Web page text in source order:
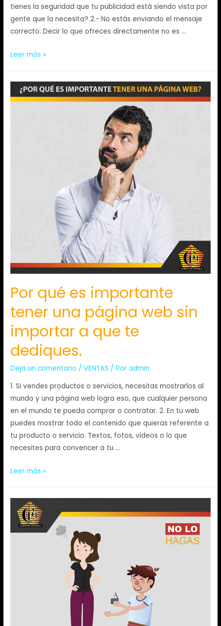
tienes la seguridad que tu publicidad está siendo vista por
gente que la necesita? 2.- No estás enviando el mensaje
correcto: Decir lo que ofreces directamente no es …
Leer más »
Por qué es importante
tener una página web sin
importar a que te
dediques.
Deja un comentario /VENTAS / Poradmin
1. Si vendes productos o servicios, necesitas mostrarlos al
mundo y una página web logra eso, que cualquier persona
en el mundo te pueda comprar o contratar. 2. En tu web
puedes mostrar todo el contenido que quieras referente a
tu producto o servicio. Textos, fotos, videos o lo que
necesites para convencer a tu …
Leer más »